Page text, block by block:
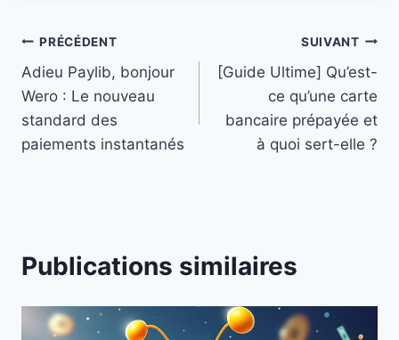
Navigation
de
l’article
PRÉCÉDENT
Adieu Paylib, bonjour
Wero : Le nouveau
standard des
paiements instantanés
SUIVANT
[Guide Ultime] Qu’est-
ce qu’une carte
bancaire prépayée et
à quoi sert-elle ?
Publications similaires